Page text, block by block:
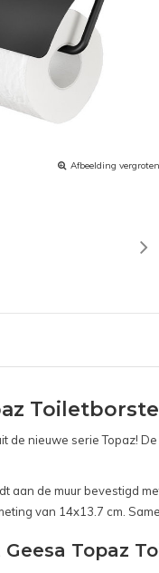
Afbeelding vergroten
nieuwe serie Topaz!
aan de muur bevestigd
van 14x13.7 cm.
Geesa Topaz